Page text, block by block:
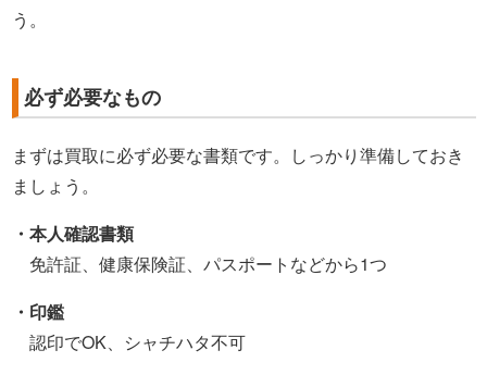
う。
必ず必要なもの
まずは買取に必ず必要な書類です。しっかり準備しておき
ましょう。
・本人確認書類
免許証、健康保険証、パスポートなどから1つ
・印鑑
認印でOK、シャチハタ不可